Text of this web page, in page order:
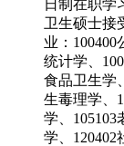
日制在职学
卫生硕士接
业：
统计学、
食品卫生学
生毒理学、
学、105103
学、120402